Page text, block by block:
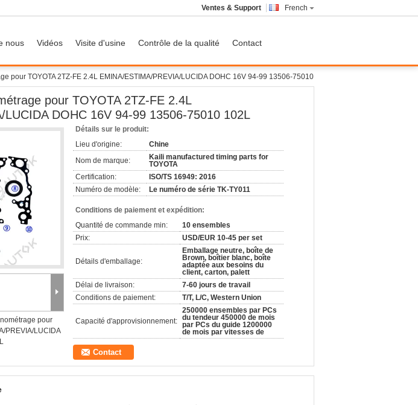
French
Ventes & Support
nous Vidéos Visite d'usine Contrôle de la qualité
Contact
pour TOYOTA 2TZ-FE 2.4L EMINA/ESTIMA/PREVIA/LUCIDA DOHC 16V 94-99 13506-75010
pour TOYOTA 2TZ-FE 2.4L
LUCIDA DOHC 16V 94-99 13506-75010 102L
pour
PREVIA/LUCIDA
Détails sur le produit:
Lieu d'origine:
Chine
Nom de marque:
Kaili manufactured timing parts for
TOYOTA
Certification:
ISO/TS 16949: 2016
Numéro de modèle:
Le numéro de série TK-TY011
Conditions de paiement et expédition:
Quantité de commande min:
10 ensembles
Prix:
USD/EUR 10-45 per set
Détails d'emballage:
Emballage neutre, boîte de
Brown, boîtier blanc, boîte
adaptée aux besoins du
client, carton, palett
Délai de livraison:
7-60 jours de travail
Conditions de paiement:
T/T, L/C, Western Union
Capacité d'approvisionnement:
250000 ensembles par PCs
du tendeur 450000 de mois
par PCs du guide 1200000
de mois par vitesses de
Contact